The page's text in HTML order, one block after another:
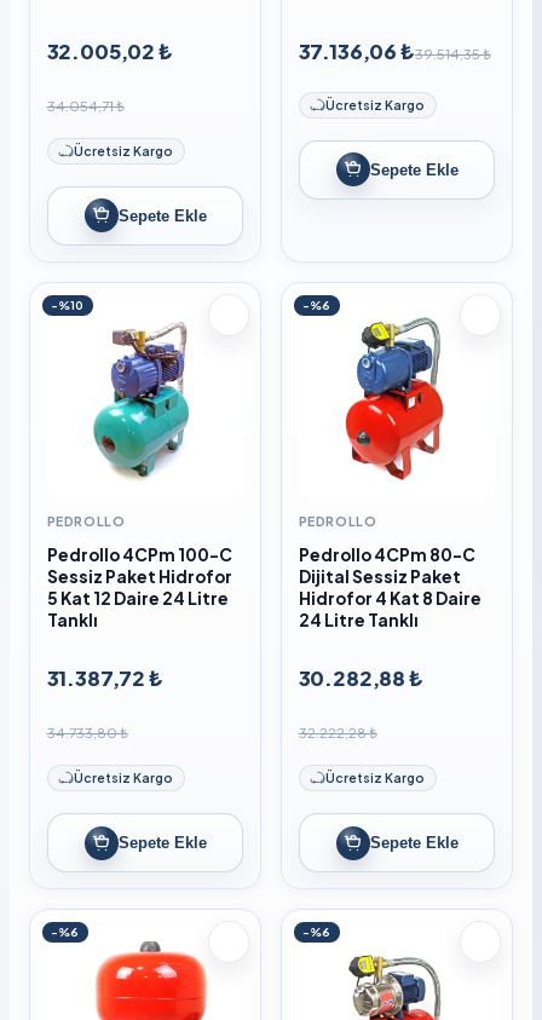
32.005,02 ₺
34.054,71 ₺
Ücretsiz Kargo
Sepete Ekle
37.136,06 ₺39.514,35 ₺
Ücretsiz Kargo
Sepete Ekle
-%10
PEDROLLO
Pedrollo 4CPm 100-C
Sessiz Paket Hidrofor
5 Kat 12 Daire 24 Litre
Tanklı
31.387,72 ₺
34.733,80 ₺
Ücretsiz Kargo
Sepete Ekle
-%6
PEDROLLO
Pedrollo 4CPm 80-C
Dijital Sessiz Paket
Hidrofor 4 Kat 8 Daire
24 Litre Tanklı
30.282,88 ₺
32.222,28 ₺
Ücretsiz Kargo
Sepete Ekle
-%6 -%6